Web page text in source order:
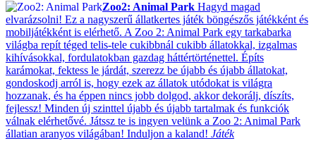
Zoo2: Animal Park Hagyd magad
elvarázsolni! Ez a nagyszerű állatkertes játék böngészős játékként és
mobiljátékként is elérhető. A Zoo 2: Animal Park egy tarkabarka
világba repít téged telis-tele cukibbnál cukibb állatokkal, izgalmas
kihívásokkal, fordulatokban gazdag háttértörténettel. Építs
karámokat, fektess le járdát, szerezz be újabb és újabb állatokat,
gondoskodj arról is, hogy ezek az állatok utódokat is világra
hozzanak, és ha éppen nincs jobb dolgod, akkor dekorálj, díszíts,
fejlessz! Minden új szinttel újabb és újabb tartalmak és funkciók
válnak elérhetővé. Játssz te is ingyen velünk a Zoo 2: Animal Park
állatian aranyos világában! Induljon a kaland! Játék